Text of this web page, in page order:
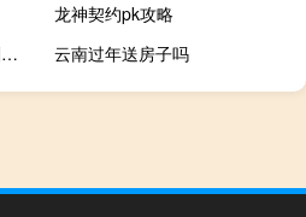
龙神契约pk攻略
脑梗塞跟脑血栓有什么区别（脑血栓和脑梗塞有什么区别）
云南过年送房子吗